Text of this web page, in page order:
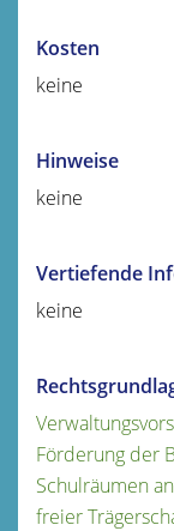
Kosten
keine
Hinweise
keine
Vertiefende
keine
Förderung der
Schulräumen
freier